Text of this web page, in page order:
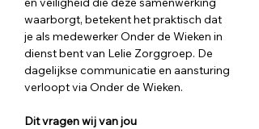
waarborgt, betekent het praktisch dat
je als medewerker Onder de Wieken in
dienst bent van Lelie Zorggroep. De
dagelijkse communicatie en aansturing
verloopt via Onder de Wieken.
Dit vragen wij van jou